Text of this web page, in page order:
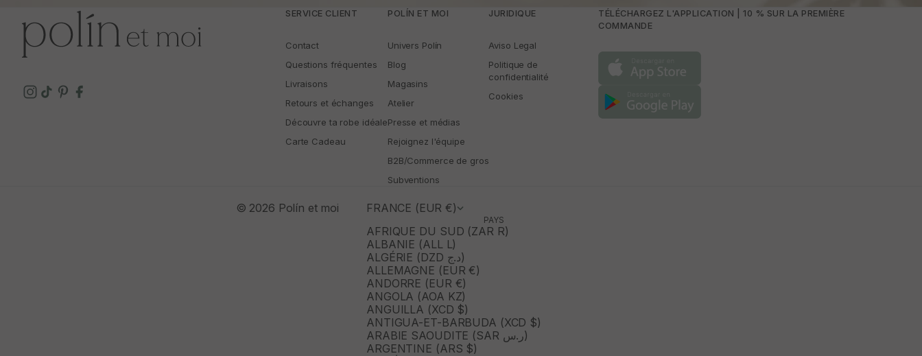
SERVICE CLIENT
Contact
Questions fréquentes
Livraisons
Retours et échanges
Découvre ta robe idéale
Carte Cadeau
POLÍN ET MOI
Univers Polín
Blog
Magasins
Atelier
Presse et médias
Rejoignez l'équipe
B2B/Commerce de gros
Subventions
JURIDIQUE
Aviso Legal
Politique de
confidentialité
Cookies
TÉLÉCHARGEZ L'APPLICATION | 10 % SUR LA PREMIÈRE
COMMANDE
FRANCE (EUR €)
PAYS
AFRIQUE DU SUD (ZAR R)
ALBANIE (ALL L)
ALGÉRIE (DZD د.ج)
ALLEMAGNE (EUR €)
ANDORRE (EUR €)
ANGOLA (AOA KZ)
ANGUILLA (XCD $)
ANTIGUA-ET-BARBUDA (XCD $)
ARABIE SAOUDITE (SAR ر.س)
ARGENTINE (ARS $)
© 2026 Polín et moi